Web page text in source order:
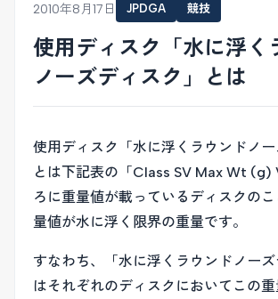
2010年8月17日 JPDGA 競技
使用ディスク「水に浮く
ノーズディスク」とは
使用ディスク「水に浮くラウンドノー
とは下記表の「Class SV Max Wt (g)
ろに重量値が載っているディスクの
量値が水に浮く限界の重量です。
すなわち、「水に浮くラウンドノー
はそれぞれのディスクにおいてこの